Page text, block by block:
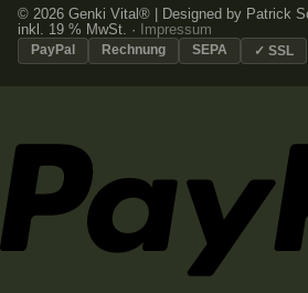
© 2026 Genki Vital® | Designed by Patrick
inkl. 19 % MwSt. ·
Impressum
PayPal Rechnung SEPA ✓ SSL